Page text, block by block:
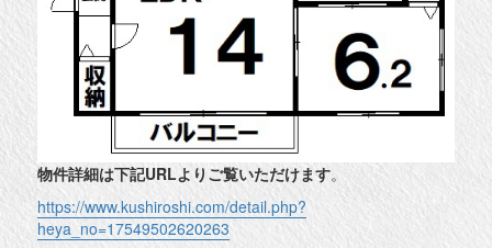
物件詳細は下記URLよりご覧いただけます。
https://www.kushiroshi.com/detail.php?
heya_no=17549502620263